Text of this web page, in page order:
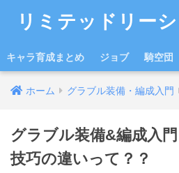
リミテッドリー
キャラ育成まとめ ジョブ 騎空団
ホーム グラブル装備・編成入門
グラブル装備&編成入
技巧の違いって？？